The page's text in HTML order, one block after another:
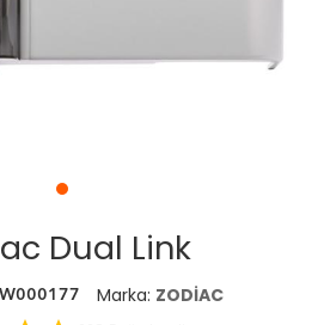
Dual Link
Marka: ZODİAC